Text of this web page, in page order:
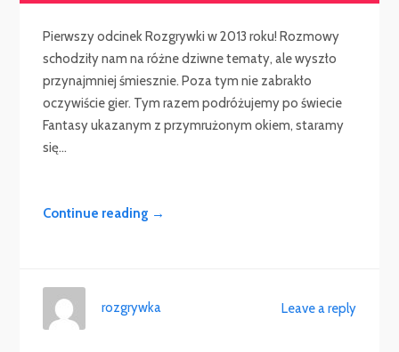
Pierwszy odcinek Rozgrywki w 2013 roku! Rozmowy
schodziły nam na różne dziwne tematy, ale wyszło
przynajmniej śmiesznie. Poza tym nie zabrakło
oczywiście gier. Tym razem podróżujemy po świecie
Fantasy ukazanym z przymrużonym okiem, staramy
się...
Continue reading →
Leave a reply
rozgrywka